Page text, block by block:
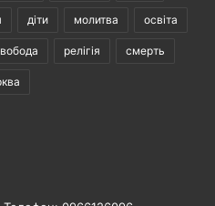
діти молитва освіта
релігія смерть